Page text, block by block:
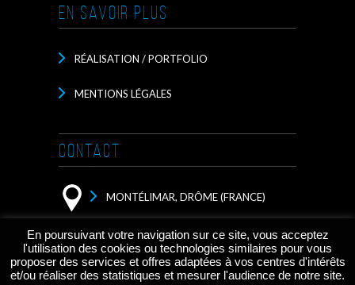
EN SAVOIR PLUS
RÉALISATION / PORTFOLIO
MENTIONS LÉGALES
CONTACT
MONTÉLIMAR, DRÔME (FRANCE)
CONTACTEZ MOI PAR EMAIL
En poursuivant votre navigation sur ce site, vous acceptez
l'utilisation des cookies ou technologies similaires pour vous
proposer des services et offres adaptées à vos centres d'intérêts
et/ou réaliser des statistiques et mesurer l'audience de notre site.